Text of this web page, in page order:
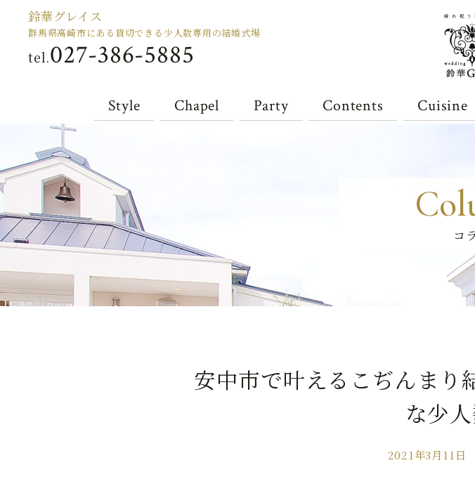
鈴華グレイス
群馬県高崎市にある貸切できる少人数専用の結婚式場
tel.027-386-5885
Style Chapel Party Contents Cuisine
コ
安中市で叶えるこぢんまり
な少
2021年3月11日